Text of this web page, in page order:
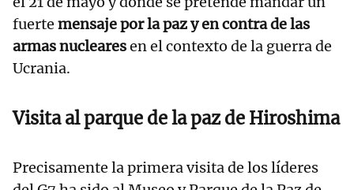
fuerte mensaje por la paz y en contra de las
armas nuclearesen el contexto de la guerra de
Ucrania.
Visita al parque de la paz de Hiroshima
Precisamente la primera visita de los líderes